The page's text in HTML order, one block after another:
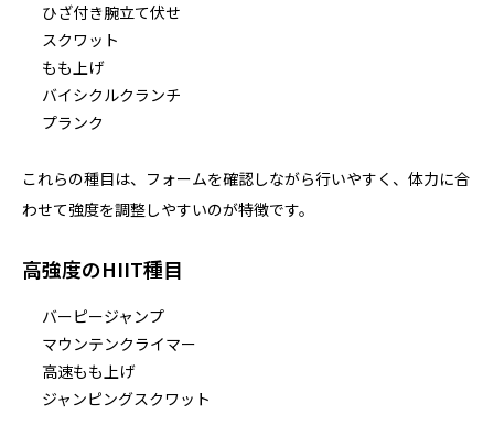
ひざ付き腕立て伏せ
スクワット
もも上げ
バイシクルクランチ
プランク
これらの種目は、フォームを確認しながら行いやすく、体力に合
わせて強度を調整しやすいのが特徴です。
高強度のHIIT種目
バーピージャンプ
マウンテンクライマー
高速もも上げ
ジャンピングスクワット